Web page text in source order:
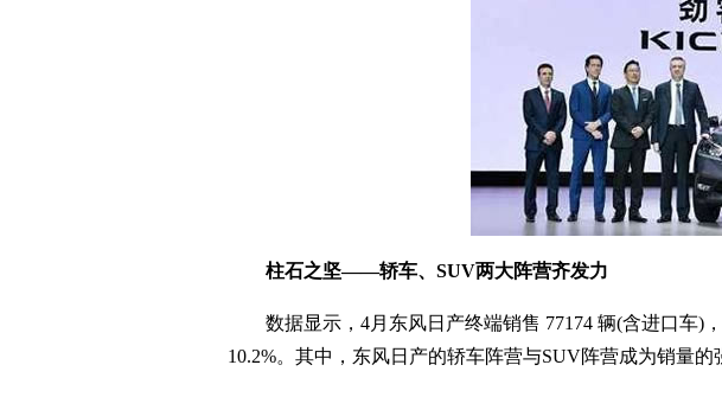
柱石之坚——轿车、SUV两大阵营齐发力
数据显示，4月东风日产终端销售 77174 辆(含进口车)，
10.2%。其中，东风日产的轿车阵营与SUV阵营成为销量的